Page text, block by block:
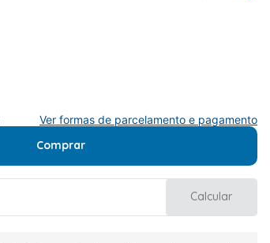
Ver formas de parcelamento e pagamento
Comprar
Calcular